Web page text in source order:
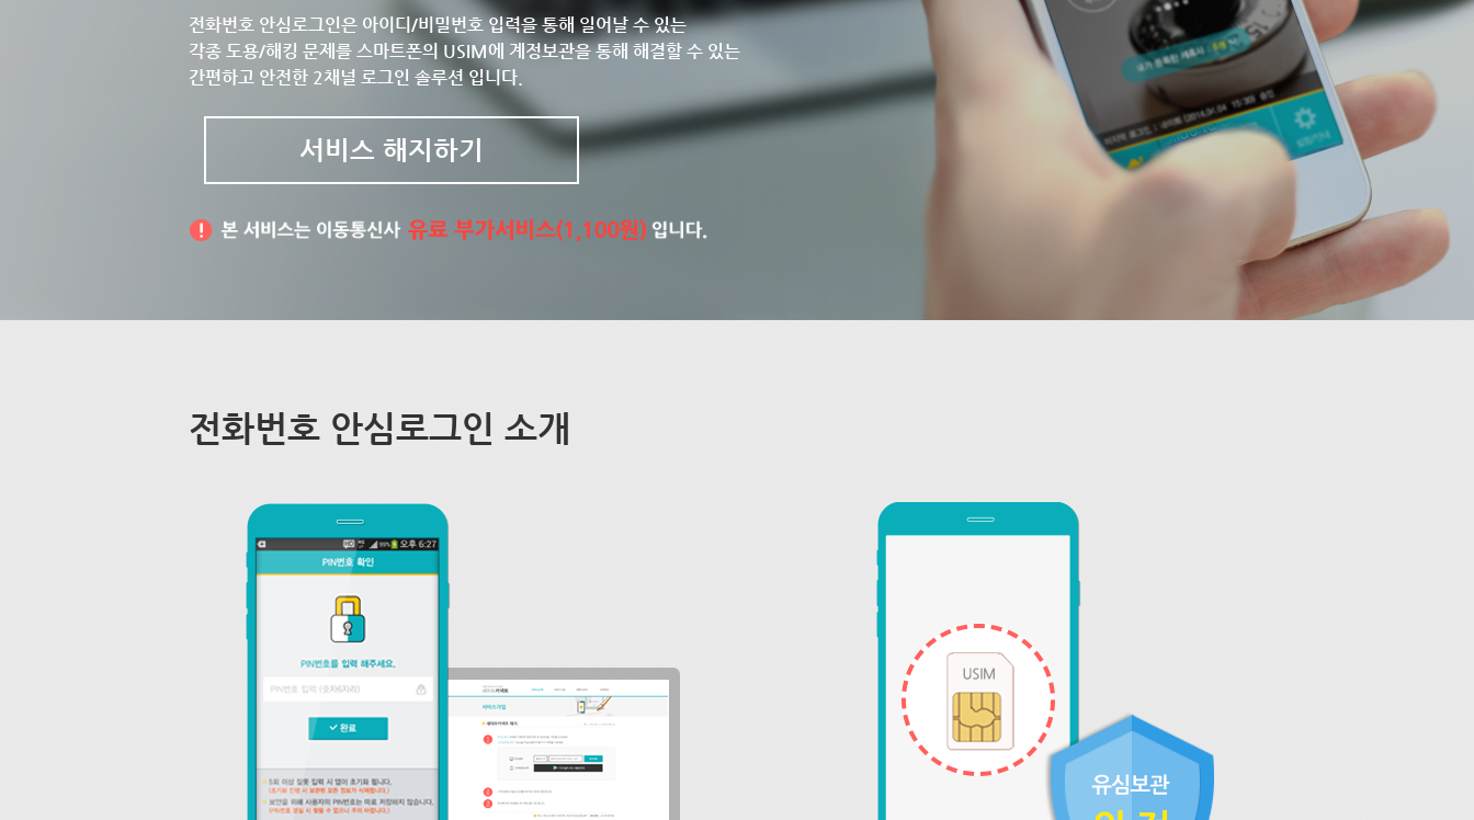
전화번호 안심로그인은 아이디/비밀번호 입력을 통해 일어날 수 있는
각종 도용/해킹 문제를 스마트폰의 USIM에 계정보관을 통해 해결할 수 있는
간편하고 안전한 2채널 로그인 솔루션 입니다.
서비스 해지하기
전화번호 안심로그인 소개